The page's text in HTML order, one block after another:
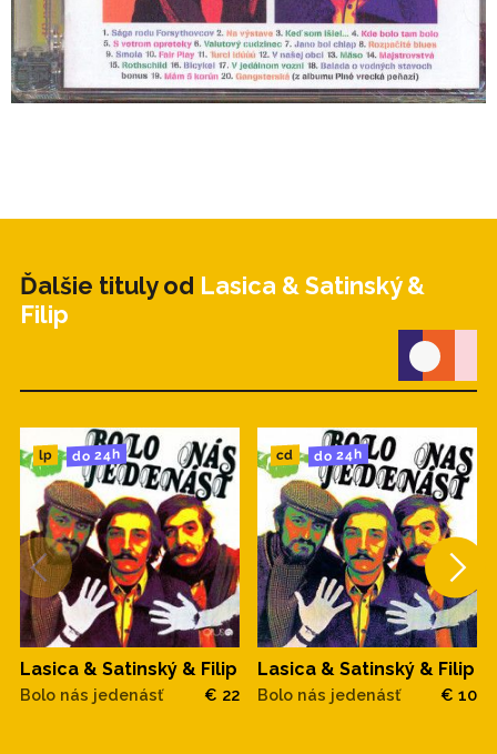
Ďalšie tituly od Lasica & Satinský &
Filip
lp do 24h
Lasica & Satinský & Filip
Bolo nás jedenásť € 22
cd do 24h
Lasica & Satinský & Filip
Bolo nás jedenásť € 10